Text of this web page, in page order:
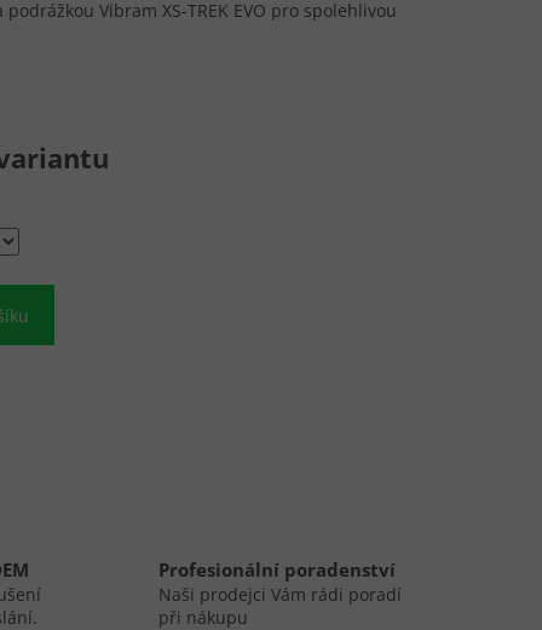
Vibram XS-TREK EVO pro spolehlivou
Profesionální poradenství
Naši prodejci Vám rádi poradí
při nákupu